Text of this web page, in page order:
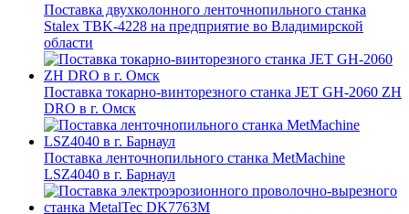
Поставка двухколонного ленточнопильного станка
Stalex TBK-4228 на предприятие во Владимирской
области
Поставка токарно-винторезного станка JET GH-2060 ZH
DRO в г. Омск
Поставка ленточнопильного станка MetMachine
LSZ4040 в г. Барнаул